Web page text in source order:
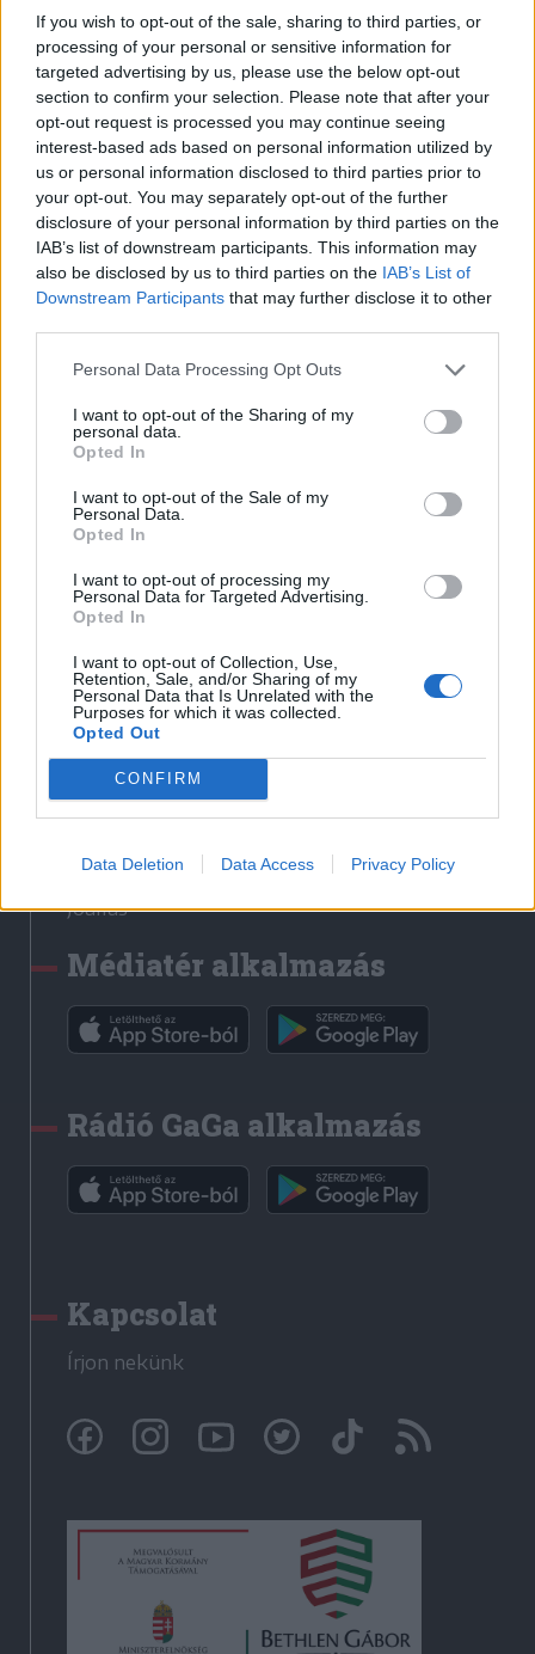
If you wish to opt-out of the sale, sharing to third parties, or
processing of your personal or sensitive information for
targeted advertising by us, please use the below opt-out
section to confirm your selection. Please note that after your
opt-out request is processed you may continue seeing
interest-based ads based on personal information utilized by
us or personal information disclosed to third parties prior to
your opt-out. You may separately opt-out of the further
disclosure of your personal information by third parties on the
IAB’s list of downstream participants. This information may
also be disclosed by us to third parties on the IAB’s List of
Downstream Participants that may further disclose it to other
Personal Data Processing Opt Outs
I want to opt-out of the Sharing of my
personal data.
Opted In
I want to opt-out of the Sale of my
Personal Data.
Opted In
I want to opt-out of processing my
Personal Data for Targeted Advertising.
Opted In
I want to opt-out of Collection, Use,
Retention, Sale, and/or Sharing of my
Personal Data that Is Unrelated with the
Purposes for which it was collected.
Opted Out
CONFIRM
Data Deletion Data Access Privacy Policy
Hasznos
Impresszum
Szerzői jogok
Adatvédelmi tájékoztató
Cookie-kezelési tájékoztató
Hozzászólási szabályzat
Nyomtatott lapjaink archívuma
Székely Hírmondó archívuma
Sütibeállítások
Médiatér
Liget
Krónika
Bihari Napló
Erdélyi Napló
Főtér
Rádió GaGa
Jóállás
Médiatér alkalmazás
Rádió GaGa alkalmazás
Kapcsolat
Írjon nekünk